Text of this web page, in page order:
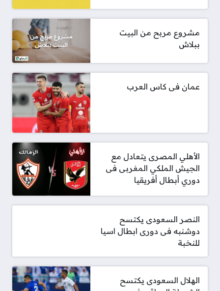
مشروع مربح من البيت
ببلاش
عمان فى كاس العرب
الأهلي المصرى يتعادل مع
الجيش الملكي المغربى فى
دوري أبطال أفريقيا
النصر السعودى يكتسح
دوشنبه فى دورى ابطال اسيا
للنخبة
الهلال السعودى يكتسح